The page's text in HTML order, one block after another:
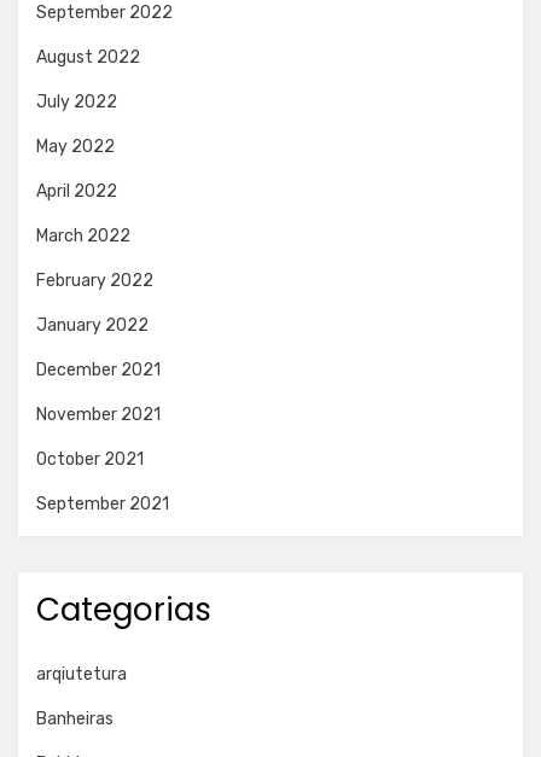
September 2022
August 2022
July 2022
May 2022
April 2022
March 2022
February 2022
January 2022
December 2021
November 2021
October 2021
September 2021
Categorias
arqiutetura
Banheiras